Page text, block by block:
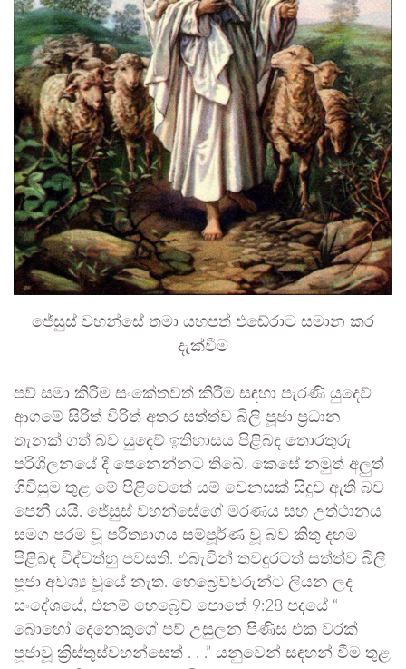
ජේසුස් වහන්සේ තමා යහපත් එඬේරාට සමාන කර
දැක්වීම
පව් සමා කිරීම සංකේතවත් කිරීම සඳහා පැරණි යුදෙව්
ආගමේ සිරිත් විරිත් අතර සත්ත්ව බිලි පූජා ප්‍රධාන
තැනක් ගත් බව යුදෙව් ඉතිහාසය පිළිබඳ තොරතුරු
පරිශීලනයේ දී පෙනෙන්නට තිබේ. කෙසේ නමුත් අලුත්
ගිවිසුම තුළ මේ පිළිවෙතේ යම් වෙනසක් සිදුව ඇති බව
පෙනී යයි. ජේසුස් වහන්සේගේ මරණය සහ උත්ථානය
සමග පරම වූ පරිත්‍යාගය සම්පූර්ණ වූ බව කිතු දහම
පිළිබඳ විද්වත්හු පවසති. එබැවින් තවදුරටත් සත්ත්ව බිලි
පූජා අවශ්‍ය වූයේ නැත. හෙබ්‍රෙව්වරුන්ට ලියන ලද
සංදේශයේ, එනම් හෙබ්‍රෙව් පොතේ 9:28 පදයේ “
බොහෝ දෙනෙකුගේ පව් උසුලන පිණිස එක වරක්
පූජාවූ ක්‍රිස්තුස්වහන්සෙත් . . .” යනුවෙන් සඳහන් වීම තුළ